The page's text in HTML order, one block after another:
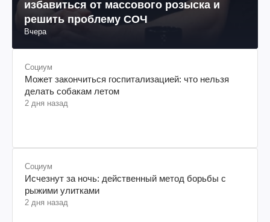
избавиться от массового розыска и
решить проблему СОЧ
Вчера
Социум
Может закончиться госпитализацией: что нельзя
делать собакам летом
2 дня назад
Социум
Исчезнут за ночь: действенный метод борьбы с
рыжими улитками
2 дня назад